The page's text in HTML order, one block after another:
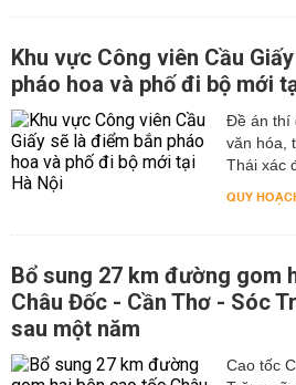
Khu vực Công viên Cầu
pháo hoa và phố đi bộ mới
Đề án thí
văn hóa,
Thái xác
QUY
Bổ sung 27 km đường gom
Châu Đốc - Cần Thơ - Sóc
sau một năm
Cao tốc